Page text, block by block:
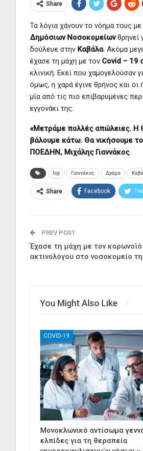
Share
Τα λόγια χάνουν το νόημα τους
Δημόσιων Νοσοκομείωνθρηνεί
δούλευε στην Καβάλα. Ακόμα
έχασε τη μάχη με τον Covid – 19
κλινική. Εκεί που χαμογελούσαν
όμως, η χαρά έγινε θρήνος και οι
μία από τις πιο επιβαρυμένες
εγγονάκι της.
«Μετράμε πολλές απώλειες. Η
βάλουμε κάτω. Θα νικήσουμε
ΠΟΕΔΗΝ, Μιχάλης Γιαννάκος.
top Γιαννάκος Δράμα
Share Facebook
PREV POST
Έχασε τη μάχη με τον
ακτινολόγου στο νοσοκομείο
You Might Also Like
COVID-19
Μονοκλωνικό αντίσωμα
ελπίδες για τη θεραπεία